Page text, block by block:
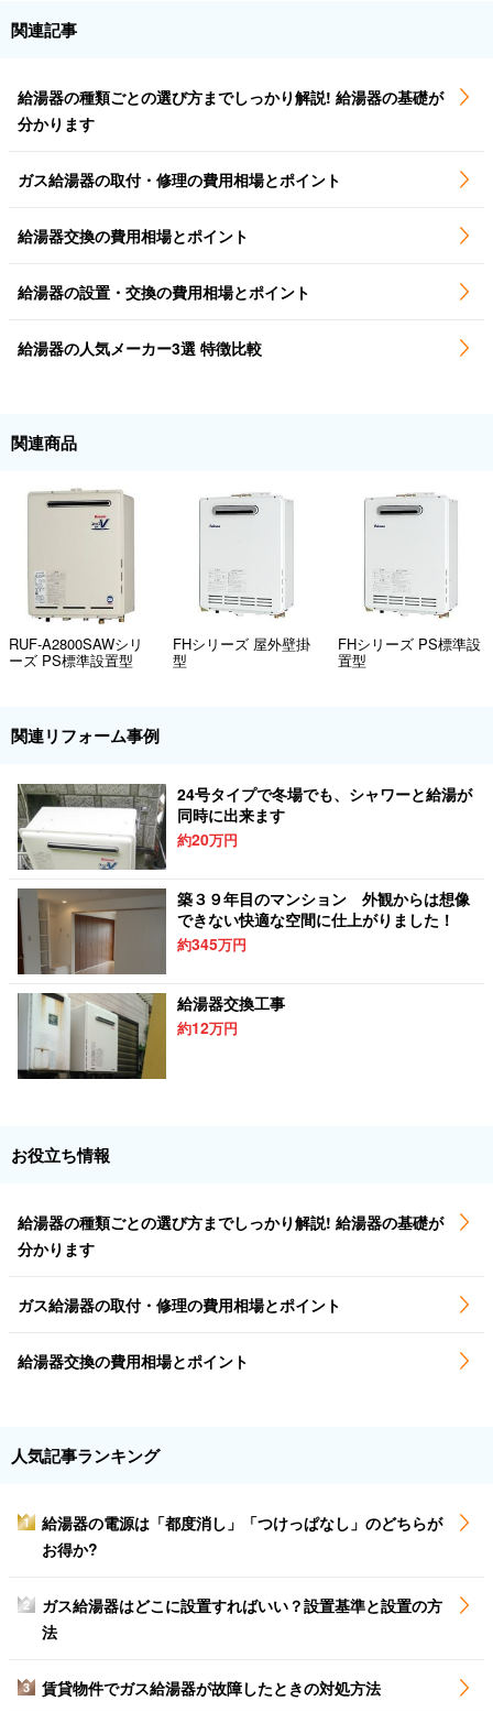
関連記事
給湯器の種類ごとの選び方までしっかり解説! 給湯器の基礎が
分かります
ガス給湯器の取付・修理の費用相場とポイント
給湯器交換の費用相場とポイント
給湯器の設置・交換の費用相場とポイント
給湯器の人気メーカー3選 特徴比較
関連商品
RUF-A2800SAWシリ
ーズ PS標準設置型
FHシリーズ 屋外壁掛
型
FHシリーズ PS標準設
置型
関連リフォーム事例
24号タイプで冬場でも、シャワーと給湯が
同時に出来ます
約20万円
築３９年目のマンション 外観からは想像
できない快適な空間に仕上がりました！
約345万円
給湯器交換工事
約12万円
お役立ち情報
給湯器の種類ごとの選び方までしっかり解説! 給湯器の基礎が
分かります
ガス給湯器の取付・修理の費用相場とポイント
給湯器交換の費用相場とポイント
人気記事ランキング
1
給湯器の電源は「都度消し」「つけっぱなし」のどちらが
お得か?
2
ガス給湯器はどこに設置すればいい？設置基準と設置の方
法
3 賃貸物件でガス給湯器が故障したときの対処方法